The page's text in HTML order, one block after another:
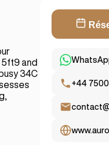
and
34C
+44